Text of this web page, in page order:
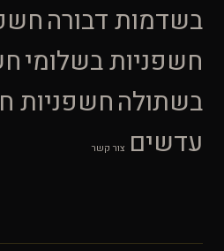
בשדמות דבורה
חשפניות בשלומי
בשתולהחשפניות
עדשים צור קשר